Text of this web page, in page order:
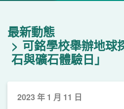
最新動態
可銘學校舉辦地球
石與礦石體驗日」
2023 年 1 月 11 日